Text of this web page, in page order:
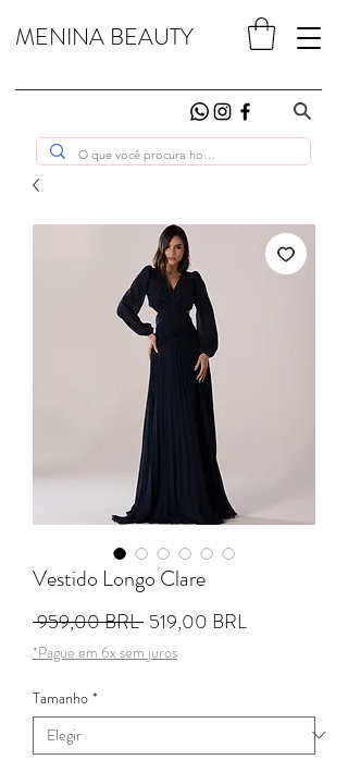
MENINA BEAUTY
Vestido Longo Clare
959,00 BRL Precio
519,00 BRLPrecio de
*Pague em 6x sem juros
Tamanho *